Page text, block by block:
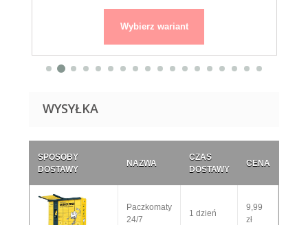
Wybierz wariant
WYSYŁKA
SPOSOBY
DOSTAWY
NAZWA
CZAS
DOSTAWY
CENA
Paczkomaty
24/7
1 dzień
9,99
zł